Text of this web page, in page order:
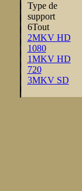
Type de
support
6Tout
2MKV HD
1080
1MKV HD
720
3MKV SD